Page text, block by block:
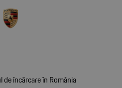
de încărcare în România